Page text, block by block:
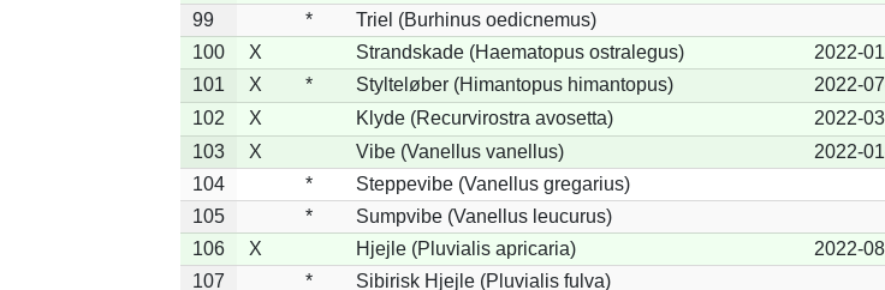
99
*
Triel (Burhinus oedicnemus)
100
X Strandskade (Haematopus ostralegus) 2022-
101
X * Stylteløber (Himantopus himantopus) 2022-
102
X Klyde (Recurvirostra avosetta) 2022-
103
X Vibe (Vanellus vanellus) 2022-
104
*
Steppevibe (Vanellus gregarius)
105
*
Sumpvibe (Vanellus leucurus)
106
X Hjejle (Pluvialis apricaria) 2022-
107
* Sibirisk Hjejle (Pluvialis fulva)